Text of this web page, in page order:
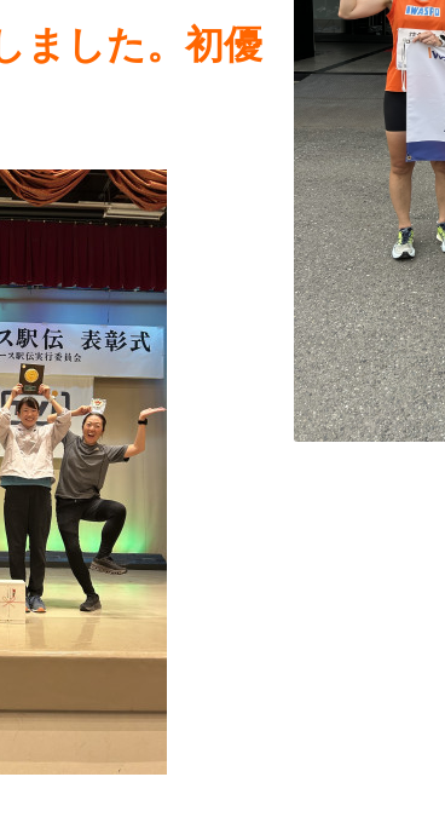
ました。初優